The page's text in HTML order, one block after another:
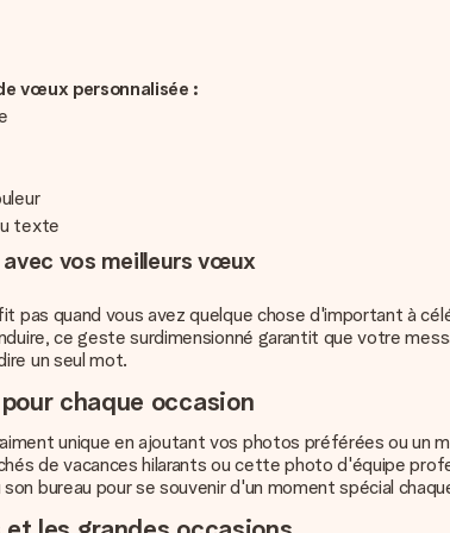
vœux personnalisée :
texte
vos meilleurs vœux
pas quand vous avez quelque chose d'important à
ce geste surdimensionné garantit que votre
un seul mot.
chaque occasion
unique en ajoutant vos photos préférées ou un
de vacances hilarants ou cette photo d'équipe
bureau pour se souvenir d'un moment spécial